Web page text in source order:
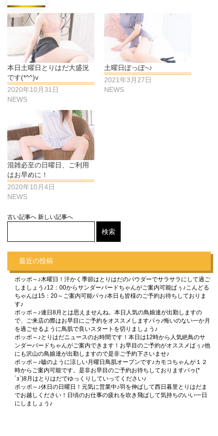
本日土曜日とりはだ大盛況
です(*^^)v
2020年10月31日
NEWS
土曜日ぽっぽ~♪
2021年3月27日
NEWS
混雑必至の日曜日、ご利用
はお早めに！
2020年10月4日
NEWS
古い記事へ 新しい記事へ
最近の投稿
ポッポ～♪木曜日！汗かく季節はとりはだのパウダーでサラサラにして過ご
しましょう♪12：00からサンダーバードちゃんがご案内可能ぱぅ♪こんどる
ちゃんは15：20～ご案内可能パゥ♪本日も皆様のご予約お待ちしておりま
す♪
ポッポ～♪連日8月とは思えませんね。本日人気の鳥娘達が出勤しますの
で、ご来店の際はお早目にご予約をオススメしますパゥ♪悔いのない一か月
を過ごせるように鳥肌で良いスタートを切りましょう♪
ポッポ～♪とりはだニュースのお時間です！本日は12時から人気絶鳥のサ
ンダーバードちゃんがご案内できます！お早目のご予約がオススメぱぅ♪他
にも沢山の鳥娘達が出勤しますので是非ご予約下さいませ♪
ポッポ～♪嘘のように涼しい月曜日鳥肌オープンです♪カモコちゃんが１２
時からご案内可能です。是非お早目のご予約お待ちしておりますパゥ(*
´з`)8月はとりはだでゆっくりしていってください♪
ポッポ～♪休日の日曜日！元気に営業中♪羽を伸ばして西日暮里とりはだま
でお越しください！日頃のお仕事の疲れを吹き飛ばして気持ちのいい一日
にしましょう♪